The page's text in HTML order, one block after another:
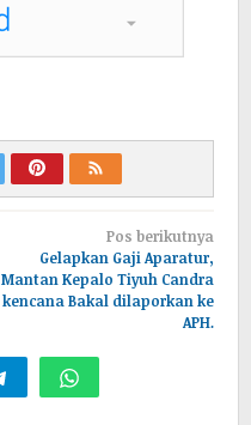
Pos berikutnya
Gelapkan Gaji Aparatur,
Mantan Kepalo Tiyuh Candra
kencana Bakal dilaporkan ke
APH.